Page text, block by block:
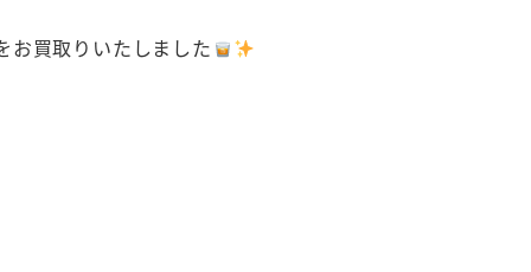
買取りいたしました